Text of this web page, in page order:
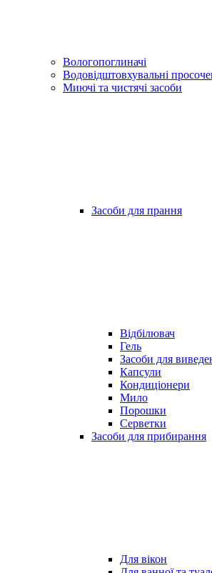
Вологопоглиначі
Водовідштовхувальні
Миючі та чистячі засоби
Засоби для прання
Відбілювач
Гель
Засоби для
Капсули
Кондиціонери
Мило
Порошки
Серветки
Засоби для прибирання
Для вікон